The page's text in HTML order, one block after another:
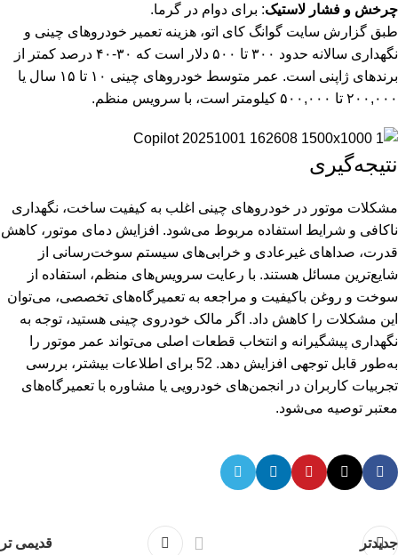
چرخش و فشار لاستیک: برای دوام در گرما.
طبق گزارش سایت گوانگ کای اتو، هزینه تعمیر خودروهای چینی و
نگهداری سالانه حدود ۳۰۰ تا ۵۰۰ دلار است که ۳۰-۴۰ درصد کمتر از
برندهای ژاپنی است. عمر متوسط خودروهای چینی ۱۰ تا ۱۵ سال یا
۲۰۰,۰۰۰ تا ۵۰۰,۰۰۰ کیلومتر است، با سرویس منظم.
نتیجه‌گیری
مشکلات موتور در خودروهای چینی اغلب به کیفیت ساخت، نگهداری
ناکافی و شرایط استفاده مربوط می‌شود. افزایش دمای موتور، کاهش
قدرت، صداهای غیرعادی و خرابی‌های سیستم سوخت‌رسانی از
شایع‌ترین مسائل هستند. با رعایت سرویس‌های منظم، استفاده از
سوخت و روغن باکیفیت و مراجعه به تعمیرگاه‌های تخصصی، می‌توان
این مشکلات را کاهش داد. اگر مالک خودروی چینی هستید، توجه به
نگهداری پیشگیرانه و انتخاب قطعات اصلی می‌تواند عمر موتور را
به‌طور قابل توجهی افزایش دهد. 52 برای اطلاعات بیشتر، بررسی
تجربیات کاربران در انجمن‌های خودرویی یا مشاوره با تعمیرگاه‌های
معتبر توصیه می‌شود.
جدیدتر قدیمی تر